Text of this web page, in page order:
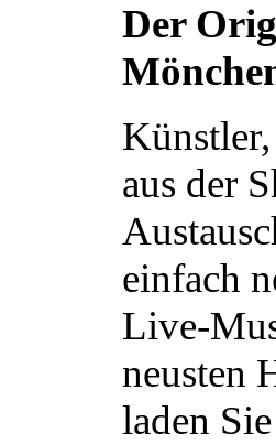
Der
aus der
einfach
Live-
neusten
laden